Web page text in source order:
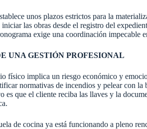
unos plazos estrictos para la
iniciar las obras desde el registro del
exige una coordinación impecable
UNA GESTIÓN PROFESIONAL
físico implica un riesgo económico y
normativas de incendios y pelear con la
es que el cliente reciba las llaves y la
de cocina ya está funcionando a pleno